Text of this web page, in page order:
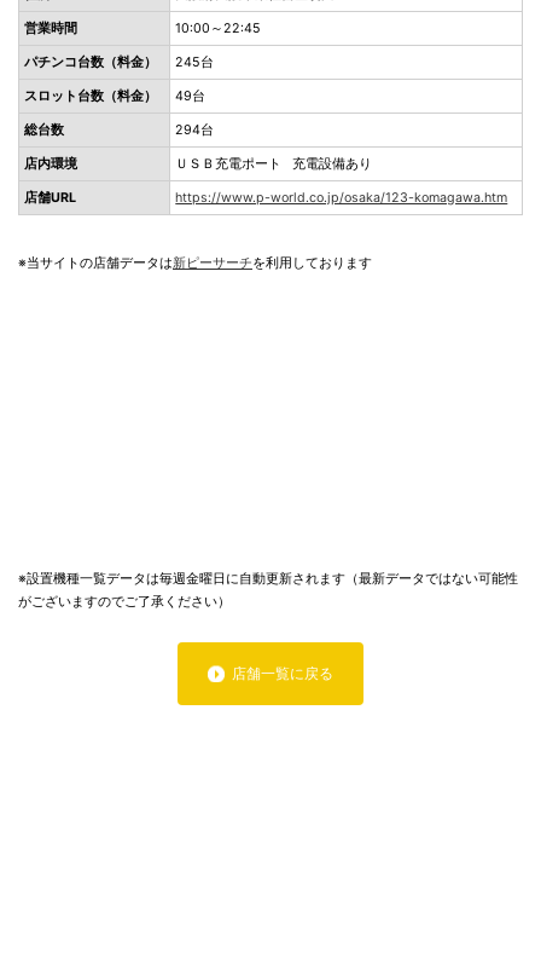
営業時間 10:00～22:45
パチンコ台数（料金） 245台
スロット台数（料金） 49台
総台数 294台
店内環境 ＵＳＢ充電ポート 充電設備あり
店舗URL https://www.p-world.co.jp/osaka/123-komagawa.htm
※当サイトの店舗データは新ピーサーチを利用しております
※設置機種一覧データは毎週金曜日に自動更新されます（最新データではない可能性
がございますのでご了承ください）
店舗一覧に戻る